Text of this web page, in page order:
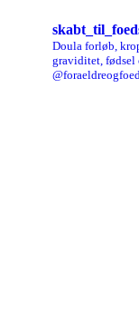
Doula forløb,
graviditet, fødsel